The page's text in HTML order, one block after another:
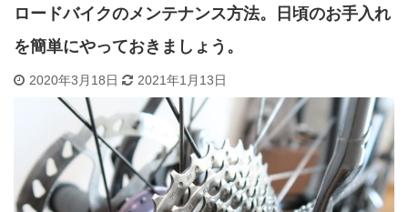
ロードバイクのメンテナンス方法。日頃のお手入れ
を簡単にやっておきましょう。
2020年3月18日 2021年1月13日